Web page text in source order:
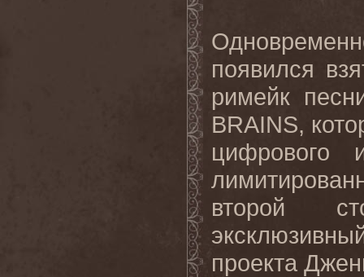
появился
римейк
BRAINS,
цифрового
второй
проекта